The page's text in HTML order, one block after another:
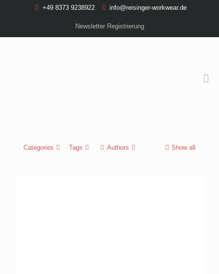
+49 8373 9238922 info@reisinger-workwear.de
Newsletter Registrierung
Categories Tags Authors Show all